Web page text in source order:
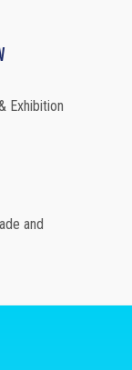
Exhibition
and